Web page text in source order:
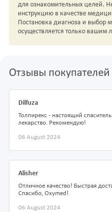
для ознакомительных целей.
инструкцию в качестве
Постановка диагноза и выбор
осуществляется только
Отзывы покупателей
Dilfuza
Толпирекс - настоящий
лекарство. Рекомендую!
06 August 2024
Alisher
Отличное качество! Быстрая
Спасибо, Oxymed!
06 August 2024